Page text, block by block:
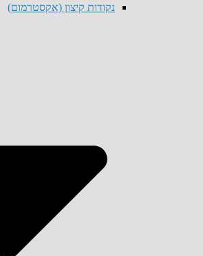
נקודות קיצון (אקסטרמום)